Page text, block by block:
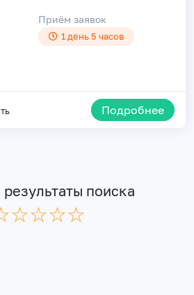
Приём заявок
1 день 5 часов
Подробнее
поиска
☆☆☆☆
★★★★